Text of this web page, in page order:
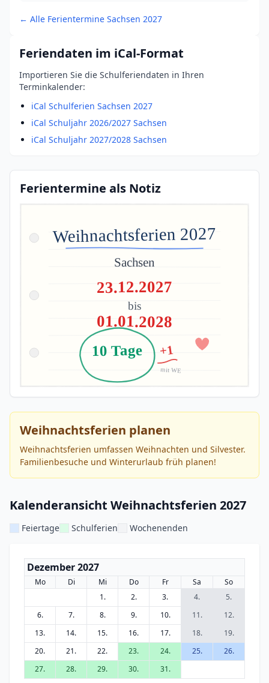
← Alle Ferientermine Sachsen 2027
Feriendaten im iCal-Format
Importieren Sie die Schulferiendaten in Ihren
Terminkalender:
iCal Schulferien Sachsen 2027
iCal Schuljahr 2026/2027 Sachsen
iCal Schuljahr 2027/2028 Sachsen
Ferientermine als Notiz
Weihnachtsferien 2027
Sachsen
23.12.2027
bis
01.01.2028
10 Tage +1
mit WE
Weihnachtsferien planen
Weihnachtsferien umfassen Weihnachten und Silvester.
Familienbesuche und Winterurlaub früh planen!
Kalenderansicht Weihnachtsferien 2027
Feiertage Schulferien Wochenenden
Dezember 2027
Mo Di Mi Do Fr Sa
So
1.
2. 3. 4.
5.
6.
7. 8. 9. 10. 11.
12.
13.
14. 15. 16. 17. 18.
19.
20.
21. 22. 23. 24. 25.
26.
27.
28. 29. 30. 31.